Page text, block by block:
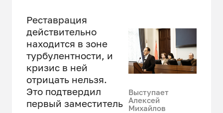
Выступает
Алексей
Михайлов
Реставрация
действительно
находится в зоне
турбулентности, и
кризис в ней
отрицать нельзя.
Это подтвердил
первый заместитель